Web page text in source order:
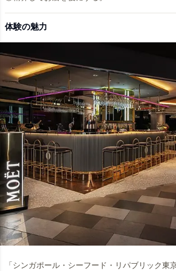
体験の魅力
「シンガポール・シーフード・リパブリック東